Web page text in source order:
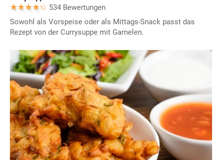
534 Bewertungen
Sowohl als Vorspeise oder als Mittags-Snack passt das
Rezept von der Currysuppe mit Garnelen.